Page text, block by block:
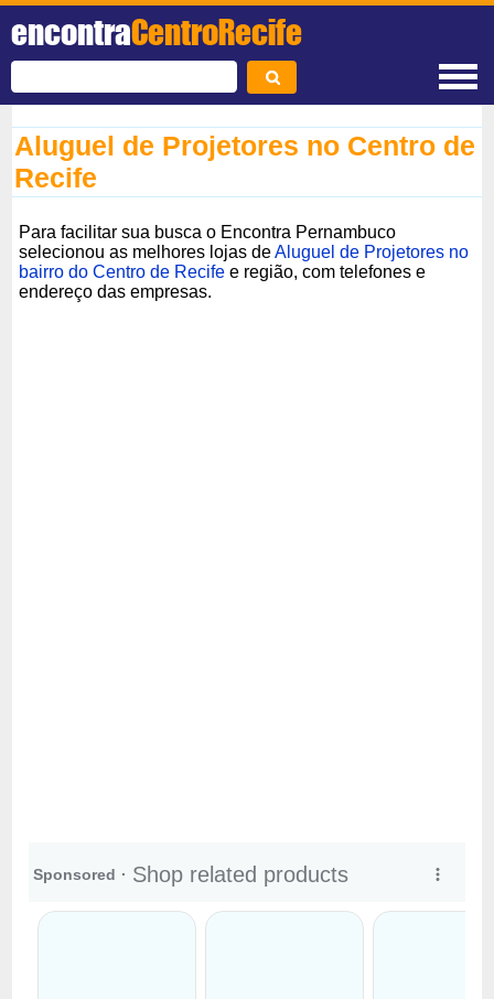
encontraCentroRecife
Aluguel de Projetores no Centro de
Recife
Para facilitar sua busca o Encontra Pernambuco
selecionou as melhores lojas deAluguel de Projetores no
bairro do Centro de Recife e região, com telefones e
endereço das empresas.